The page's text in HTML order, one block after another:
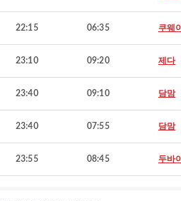
22:15 06:35 쿠웨
23:10 09:20 제다
23:40 09:10 담맘
23:40 07:55 담맘
23:55 08:45 두바